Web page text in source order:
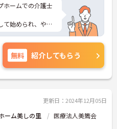
ホームでの介護士
て始められ、やる
トなど、さらに詳
談ください。
無料 紹介してもらう
更新日：2024年12月05日
ーム美しの里
医療法人美篶会